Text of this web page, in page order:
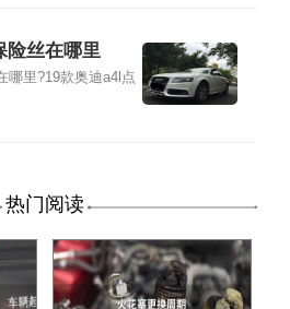
险丝在哪里
哪里?19款奥迪a4l点
热门阅读